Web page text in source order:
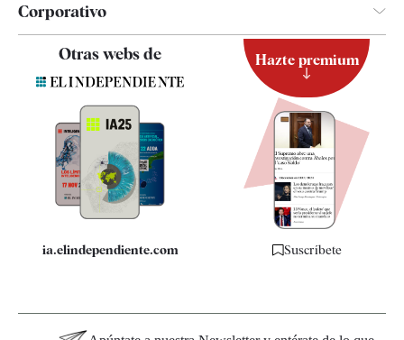
Corporativo
Quiénes somos
Especificaciones
Otras webs de
ia.elindependiente.com
Hazte premium
Suscríbete